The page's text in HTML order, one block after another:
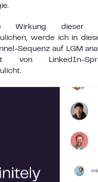
Wirkung dieser
werde ich in
Sequenz auf LGM
von LinkedIn-